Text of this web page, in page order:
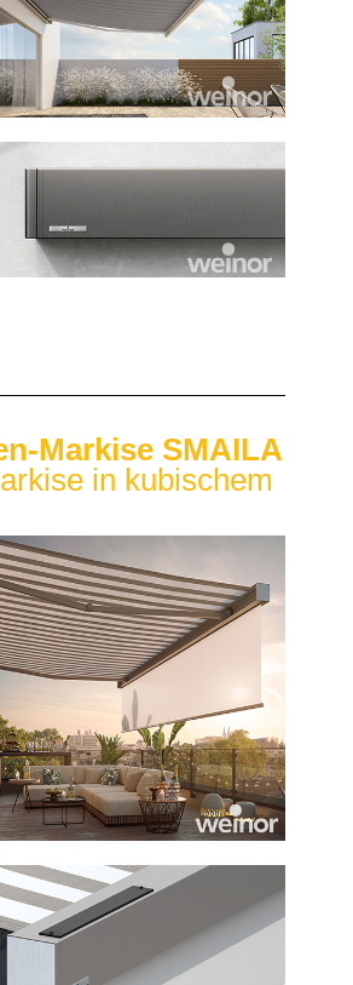
Markise SMAILA
in kubischem